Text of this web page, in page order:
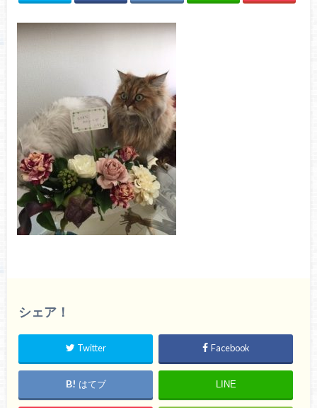
シェア！
Twitter Facebook
はてブ LINE